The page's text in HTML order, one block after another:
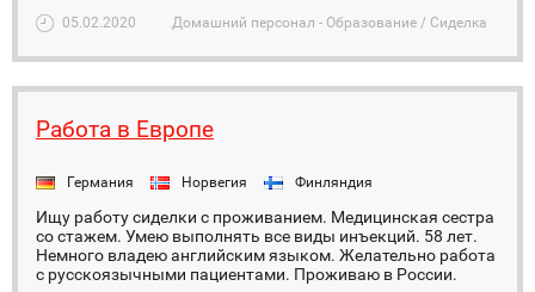
05.02.2020 Домашний персонал - Образование / Сиделка
Работа в Европе
Германия Норвегия Финляндия
Ищу работу сиделки с проживанием. Медицинская сестра
со стажем. Умею выполнять все виды инъекций. 58 лет.
Немного владею английским языком. Желательно работа
с русскоязычными пациентами. Проживаю в России.